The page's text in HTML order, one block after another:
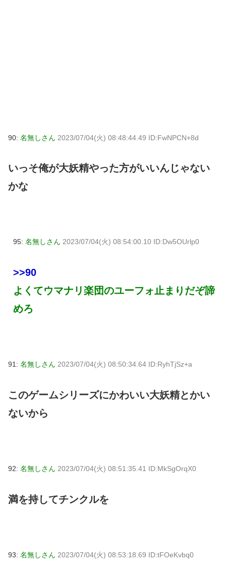
90: 名無しさん 2023/07/04(火) 08:48:44.49 ID:FwNPCN+8d
いっそ俺が大妖精やった方がいいんじゃない
かな
95: 名無しさん 2023/07/04(火) 08:54:00.10 ID:Dw5OUrlp0
>>90
よくてウマナリ楽団のユーフォ止まりだぞ諦
めろ
91: 名無しさん 2023/07/04(火) 08:50:34.64 ID:RyhTjSz+a
このゲームシリーズにかわいい大妖精とかい
ないから
92: 名無しさん 2023/07/04(火) 08:51:35.41 ID:MkSgOrqX0
満を持してチンクルを
93: 名無しさん 2023/07/04(火) 08:53:18.69 ID:tFOeKvbq0